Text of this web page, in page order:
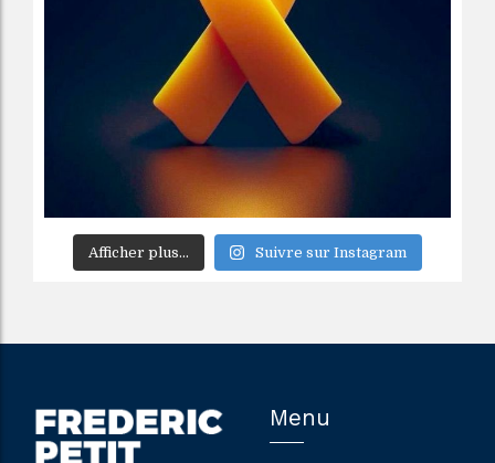
Afficher plus... Suivre sur Instagram
Menu